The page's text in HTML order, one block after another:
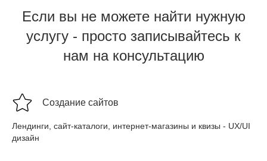
Если вы не можете найти нужную
услугу - просто записывайтесь к
нам на консультацию
Создание сайтов
Лендинги, сайт-каталоги, интернет-магазины и квизы - UX/UI
дизайн